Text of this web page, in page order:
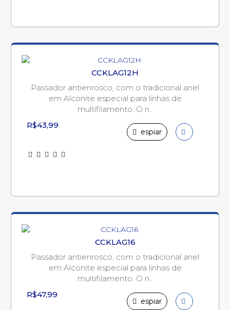
CCKLAG12H
Passador antienrosco, com o tradicional anel
em Alconite especial para linhas de
multifilamento. O n..
R$43,99
espiar
CCKLAG16
Passador antienrosco, com o tradicional anel
em Alconite especial para linhas de
multifilamento. O n..
R$47,99
espiar